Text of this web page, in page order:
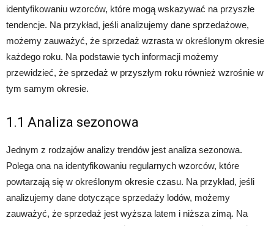
identyfikowaniu wzorców, które mogą wskazywać na przyszłe
tendencje. Na przykład, jeśli analizujemy dane sprzedażowe,
możemy zauważyć, że sprzedaż wzrasta w określonym okresie
każdego roku. Na podstawie tych informacji możemy
przewidzieć, że sprzedaż w przyszłym roku również wzrośnie w
tym samym okresie.
1.1 Analiza sezonowa
Jednym z rodzajów analizy trendów jest analiza sezonowa.
Polega ona na identyfikowaniu regularnych wzorców, które
powtarzają się w określonym okresie czasu. Na przykład, jeśli
analizujemy dane dotyczące sprzedaży lodów, możemy
zauważyć, że sprzedaż jest wyższa latem i niższa zimą. Na